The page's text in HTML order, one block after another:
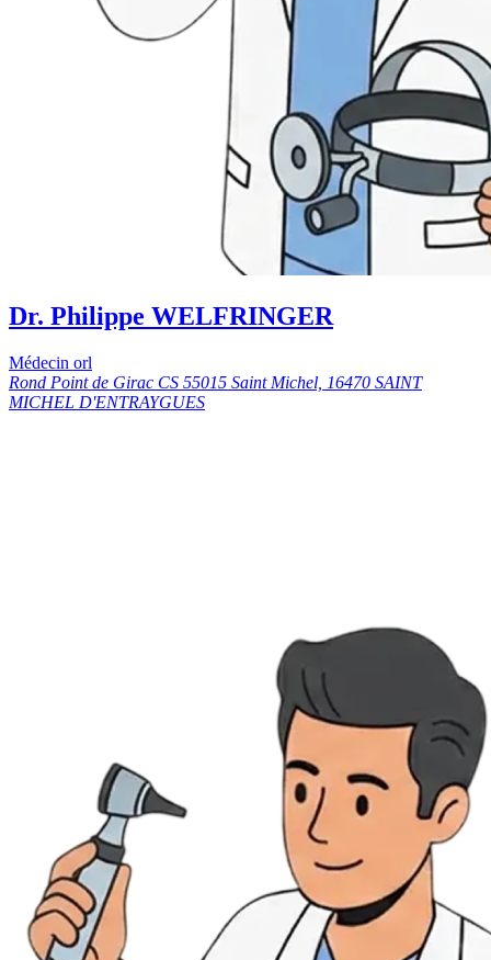
Dr. Philippe WELFRINGER
Médecin orl
Rond Point de Girac CS 55015 Saint Michel, 16470 SAINT
MICHEL D'ENTRAYGUES